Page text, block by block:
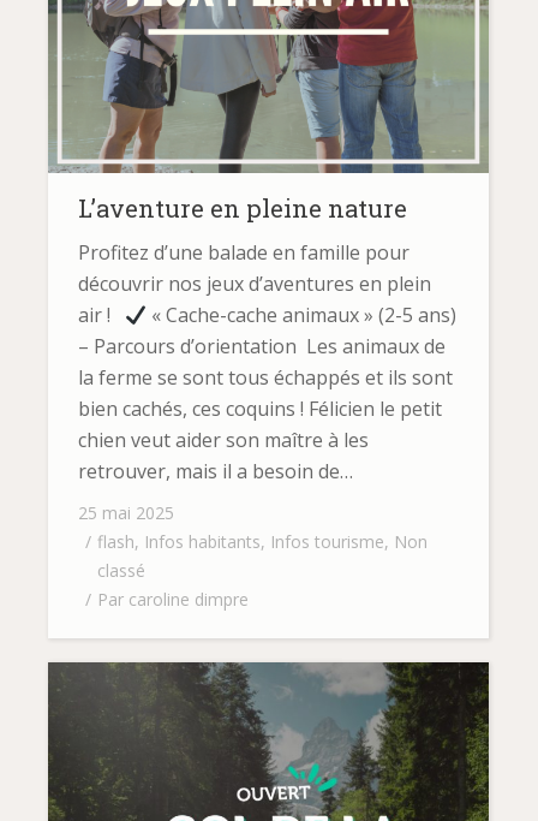
L’aventure en pleine nature
Profitez d’une balade en famille pour
découvrir nos jeux d’aventures en plein
air !
« Cache-cache animaux » (2-5 ans)
– Parcours d’orientation Les animaux de
la ferme se sont tous échappés et ils sont
bien cachés, ces coquins ! Félicien le petit
chien veut aider son maître à les
retrouver, mais il a besoin de…
25 mai 2025
flash, Infos habitants, Infos tourisme, Non
classé
Par caroline dimpre